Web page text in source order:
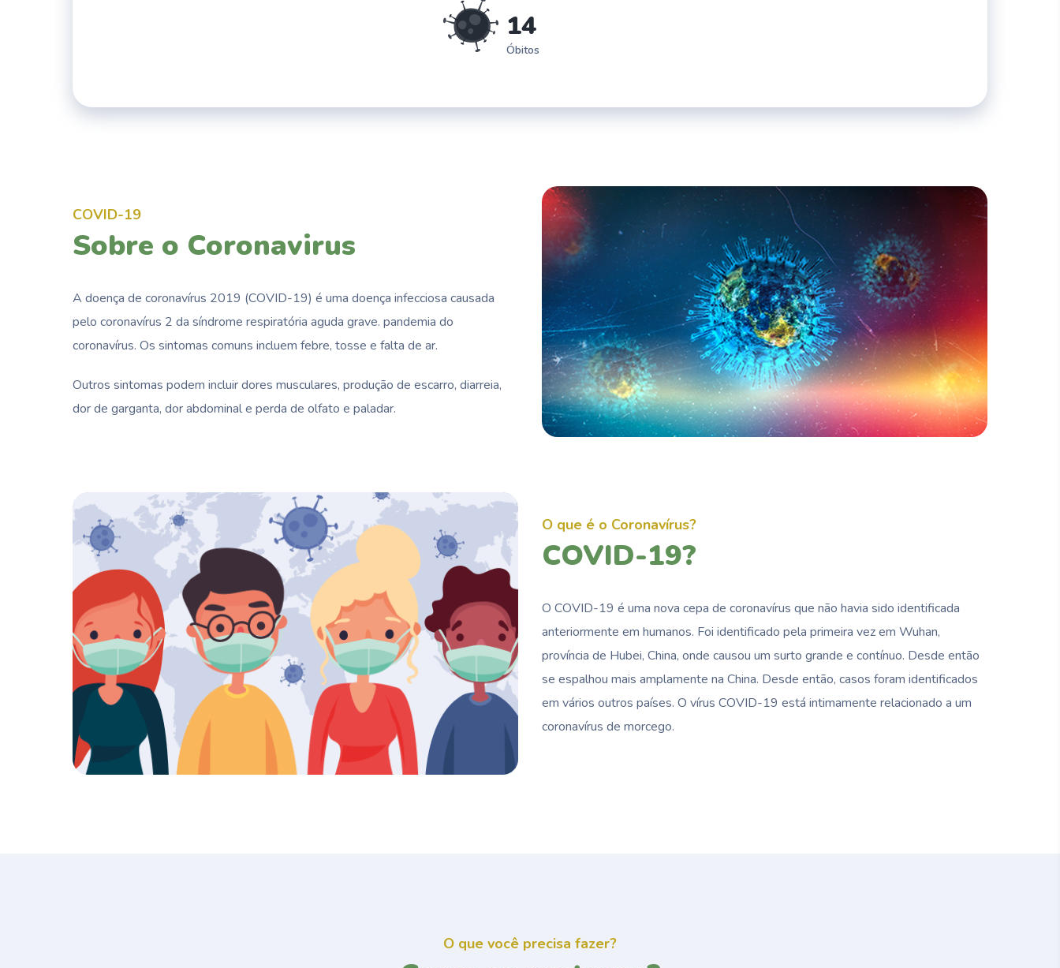
14
Óbitos
COVID-19
Sobre o Coronavirus
A doença de coronavírus 2019 (COVID-19) é uma doença infecciosa causada
pelo coronavírus 2 da síndrome respiratória aguda grave. pandemia do
coronavírus. Os sintomas comuns incluem febre, tosse e falta de ar.
Outros sintomas podem incluir dores musculares, produção de escarro, diarreia,
dor de garganta, dor abdominal e perda de olfato e paladar.
O que é o Coronavírus?
COVID-19?
O COVID-19 é uma nova cepa de coronavírus que não havia sido identificada
anteriormente em humanos. Foi identificado pela primeira vez em Wuhan,
província de Hubei, China, onde causou um surto grande e contínuo. Desde então
se espalhou mais amplamente na China. Desde então, casos foram identificados
em vários outros países. O vírus COVID-19 está intimamente relacionado a um
coronavírus de morcego.
O que você precisa fazer?